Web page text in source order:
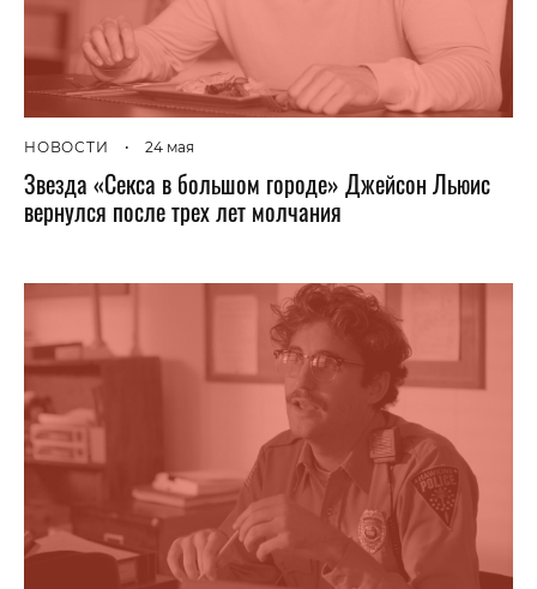
НОВОСТИ • 24 мая
Звезда «Секса в большом городе» Джейсон Льюис
вернулся после трех лет молчания